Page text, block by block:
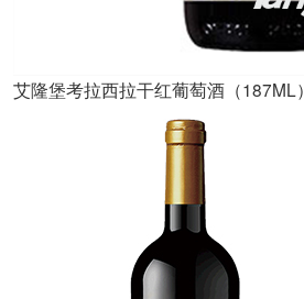
艾隆堡考拉西拉干红葡萄酒（187ML）